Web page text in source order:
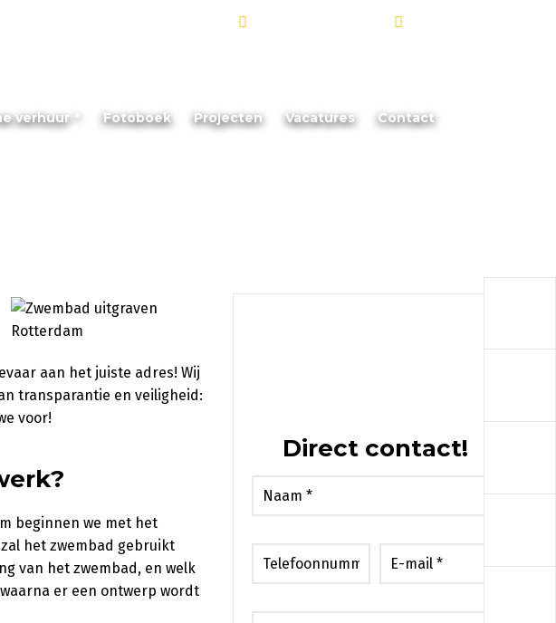
verhuur Fotoboek Projecten Vacatures Contact
aan het juiste adres! Wij
transparantie en veiligheid:
voor!
beginnen we met het
het zwembad gebruikt
van het zwembad, en welk
er een ontwerp wordt
Direct contact!